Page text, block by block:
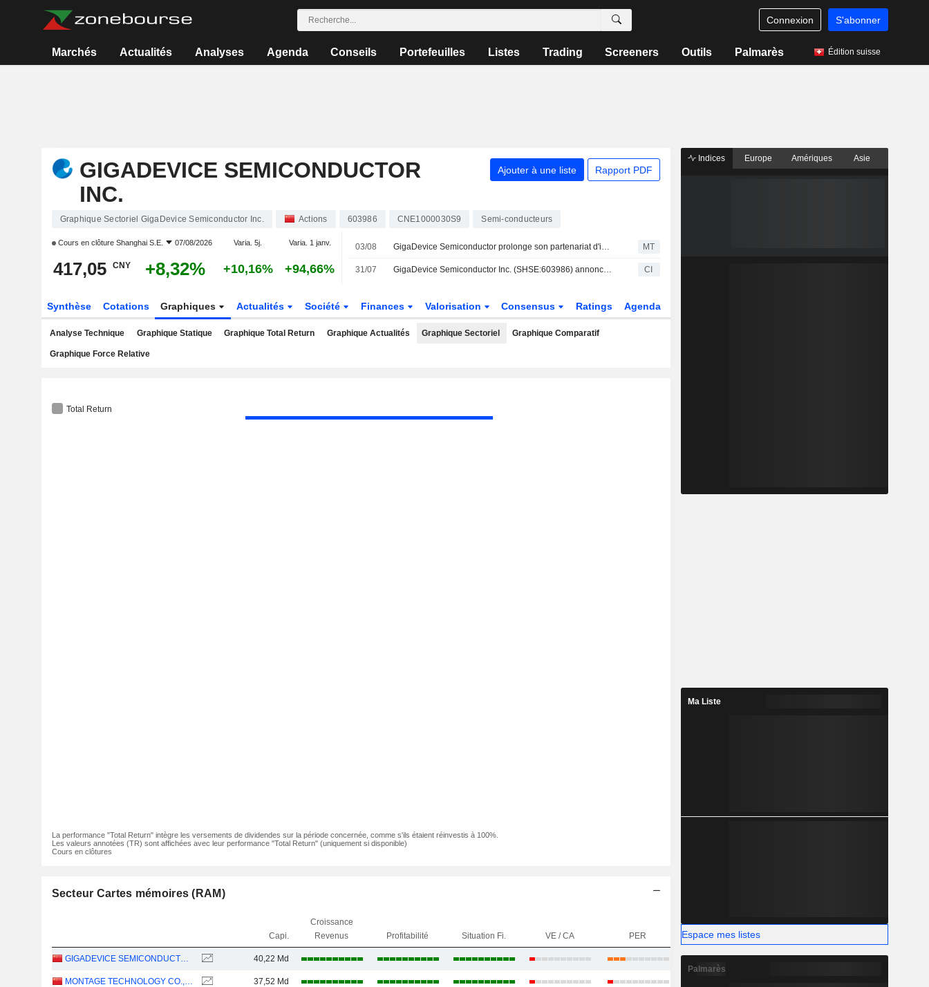
Connexion S'abonner
Marchés Actualités Analyses Agenda Conseils Portefeuilles Listes Trading Screeners Outils Palmarès Édition suisse
GIGADEVICE SEMICONDUCTOR
INC.
Ajouter à une liste Rapport PDF
Graphique Sectoriel GigaDevice Semiconductor Inc. Actions 603986 CNE1000030S9 Semi-conducteurs
Cours en clôture Shanghai S.E. 07/08/2026 Varia. 5j. Varia. 1 janv.
417,05 CNY +8,32% +10,16% +94,66%
03/08 GigaDevice Semiconductor prolonge son partenariat d'investissement jusqu'en 2027 ; le titre chute de 8 % MT
31/07 GigaDevice Semiconductor Inc. (SHSE:603986) annonce un programme de rachat d'actions pour un montant de 2 000 millions CNY. CI
Synthèse Cotations Graphiques Actualités Société Finances Valorisation Consensus Ratings Agenda
Analyse Technique Graphique Statique Graphique Total Return Graphique Actualités Graphique Sectoriel Graphique Comparatif
Graphique Force Relative
Total Return
La performance "Total Return" intègre les versements de dividendes sur la période concernée, comme s'ils étaient réinvestis à 100%.
Les valeurs annotées (TR) sont affichées avec leur performance "Total Return" (uniquement si disponible)
Cours en clôtures
Secteur Cartes mémoires (RAM)
Capi.
Croissance
Revenus
Profitabilité Situation Fi. VE / CA PER
GIGADEVICE SEMICONDUCTOR INC. 40,22 Md
MONTAGE TECHNOLOGY CO., LTD. 37,52 Md
Indices Europe Amériques Asie
Ma Liste
Espace mes listes
Palmarès